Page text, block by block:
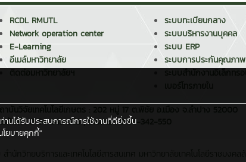
RCDL RMUTL
Network operation center
E-Learning
อีเมล์มหาวิทยาลัย
ระบบทะเบียนกลาง
ระบบบริหารงานบุคคล
ระบบ ERP
ระบบการประกันคุณภาพ
รศัพท์ : 0 54-342-553 , โทรสาร : 0 54-342-550
ท่านได้รับประสบการณ์การใช้งานที่ดียิ่งขึ้น
โยบายคุกกี้"